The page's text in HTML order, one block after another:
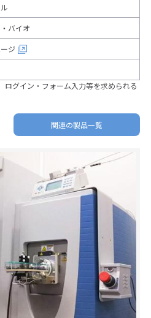
バイオ
ジ
グイン・フォーム入力等を求められる
関連の製品一覧